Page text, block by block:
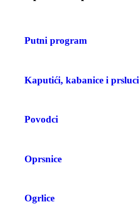
Putni program
Kaputići, kabanice i prsluci
Povodci
Oprsnice
Ogrlice